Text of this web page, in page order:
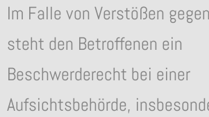
Im Falle von Verstößen
steht den Betroffenen ein
Beschwerderecht bei einer
Aufsichtsbehörde,